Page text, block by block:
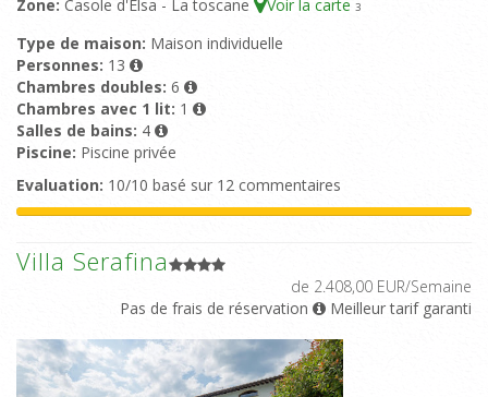
Zone: Casole d'Elsa - La toscane Voir la carte 3
Type de maison: Maison individuelle
Personnes: 13
Chambres doubles: 6
Chambres avec 1 lit: 1
Salles de bains: 4
Piscine: Piscine privée
Evaluation: 10/10 basé sur 12 commentaires
Villa Serafina
de 2.408,00 EUR/Semaine
Pas de frais de réservation
Meilleur tarif garanti